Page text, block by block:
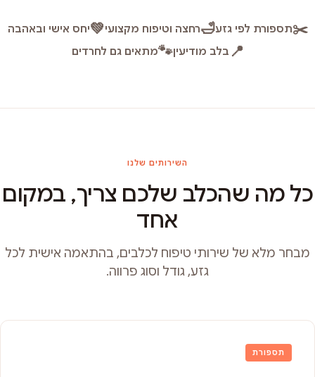
✂️תספורת לפי גזע🛁רחצה וטיפוח מקצועי💚יחס אישי ובאהבה
📍 בלב מודיעין🐾מתאים גם לחרדים
השירותים שלנו
כל מה שהכלב שלכם צריך, במקום
אחד
מבחר מלא של שירותי טיפוח לכלבים, בהתאמה אישית לכל
גזע, גודל וסוג פרווה.
תספורת